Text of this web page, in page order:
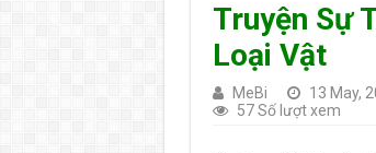
Truyện Sự
Loại Vật
MeBi 13 May,
57 Số lượt xem